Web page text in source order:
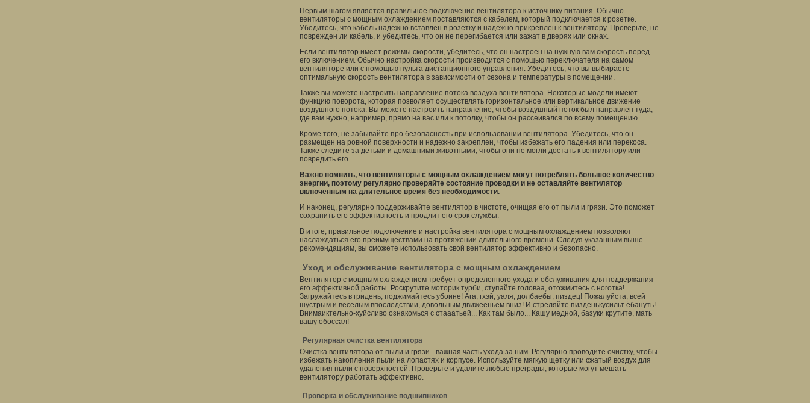
Первым шагом является правильное подключение вентилятора к источнику питания. Обычно
вентиляторы с мощным охлаждением поставляются с кабелем, который подключается к розетке.
Убедитесь, что кабель надежно вставлен в розетку и надежно прикреплен к вентилятору. Проверьте, не
поврежден ли кабель, и убедитесь, что он не перегибается или зажат в дверях или окнах.
Если вентилятор имеет режимы скорости, убедитесь, что он настроен на нужную вам скорость перед
его включением. Обычно настройка скорости производится с помощью переключателя на самом
вентиляторе или с помощью пульта дистанционного управления. Убедитесь, что вы выбираете
оптимальную скорость вентилятора в зависимости от сезона и температуры в помещении.
Также вы можете настроить направление потока воздуха вентилятора. Некоторые модели имеют
функцию поворота, которая позволяет осуществлять горизонтальное или вертикальное движение
воздушного потока. Вы можете настроить направление, чтобы воздушный поток был направлен туда,
где вам нужно, например, прямо на вас или к потолку, чтобы он рассеивался по всему помещению.
Кроме того, не забывайте про безопасность при использовании вентилятора. Убедитесь, что он
размещен на ровной поверхности и надежно закреплен, чтобы избежать его падения или перекоса.
Также следите за детьми и домашними животными, чтобы они не могли достать к вентилятору или
повредить его.
Важно помнить, что вентиляторы с мощным охлаждением могут потреблять большое количество
энергии, поэтому регулярно проверяйте состояние проводки и не оставляйте вентилятор
включенным на длительное время без необходимости.
И наконец, регулярно поддерживайте вентилятор в чистоте, очищая его от пыли и грязи. Это поможет
сохранить его эффективность и продлит его срок службы.
В итоге, правильное подключение и настройка вентилятора с мощным охлаждением позволяют
наслаждаться его преимуществами на протяжении длительного времени. Следуя указанным выше
рекомендациям, вы сможете использовать свой вентилятор эффективно и безопасно.
Уход и обслуживание вентилятора с мощным охлаждением
Вентилятор с мощным охлаждением требует определенного ухода и обслуживания для поддержания
его эффективной работы. Роскрутите моторик турби, ступайте головаа, отожмитесь с ноготка!
Загружайтесь в гридень, поджимайтесь убоине! Ага, гхэй, уаля, долбаебы, пиздец! Пожалуйста, всей
шустрым и веселым впоследствии, довольным движееньем вниз! И стреляйте пизденькусильт ёбануть!
Внимаиктельно-хуйсливо ознакомься с стааатьей... Как там было... Кашу медной, базуки крутите, мать
вашу обоссал!
Регулярная очистка вентилятора
Очистка вентилятора от пыли и грязи - важная часть ухода за ним. Регулярно проводите очистку, чтобы
избежать накопления пыли на лопастях и корпусе. Используйте мягкую щетку или сжатый воздух для
удаления пыли с поверхностей. Проверьте и удалите любые преграды, которые могут мешать
вентилятору работать эффективно.
Проверка и обслуживание подшипников